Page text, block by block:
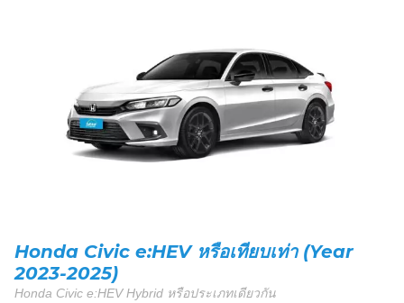
Honda Civic e:HEV หรือเทียบเท่า (Year
2023-2025)
Honda Civic e:HEV Hybrid หรือประเภทเดียวกัน